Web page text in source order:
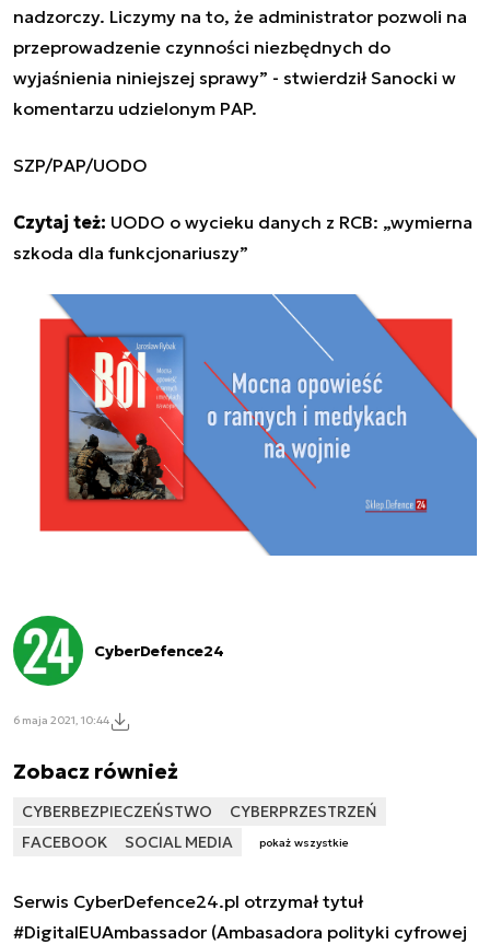
nadzorczy. Liczymy na to, że administrator pozwoli na
przeprowadzenie czynności niezbędnych do
wyjaśnienia niniejszej sprawy” - stwierdził Sanocki w
komentarzu udzielonym PAP.
SZP/PAP/UODO
Czytaj też: UODO o wycieku danych z RCB: „wymierna
szkoda dla funkcjonariuszy”
CyberDefence24
6 maja 2021, 10:44
Zobacz również
CYBERBEZPIECZEŃSTWO
CYBERPRZESTRZEŃ
FACEBOOK
SOCIAL MEDIA pokaż wszystkie
Serwis CyberDefence24.pl otrzymał tytuł
#DigitalEUAmbassador (Ambasadora polityki cyfrowej